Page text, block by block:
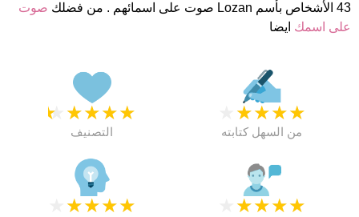
43 الأشخاص بأسم Lozan صوت على اسمائهم . من فضلك
صوت
على اسمك ايضا
★
★
★
★
★
التصنيف
★
★
★
★
من السهل كتابته
★
★
★
★ ★
★
★
★